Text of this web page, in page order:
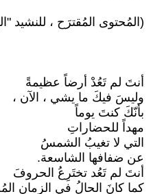
(المُحتوى المُقترَح ، للنشيد
أنتَ لم تَعُدْ أرضاً عظيمةً
وليسَ فيكَ ما يشي ، الآن ،
بأنّكَ كنتَ يوماً
مهداً للحضاراتِ
التي لا تغيبُ الشمسُ
عن ضفافها الشاسعة.
أنتَ لم تَعُد تختَرِعُ الحروفَ
كما كانَ الحالُ في الزمانِ